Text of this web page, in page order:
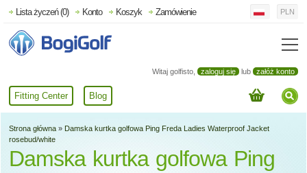
Witaj golfisto, zaloguj się lub załóż konto
Fitting Center Blog
Lista życzeń (0) Konto Koszyk Zamówienie PLN
Strona główna » Damska kurtka golfowa Ping Freda Ladies Waterproof Jacket
rosebud/white
Damska kurtka golfowa Ping